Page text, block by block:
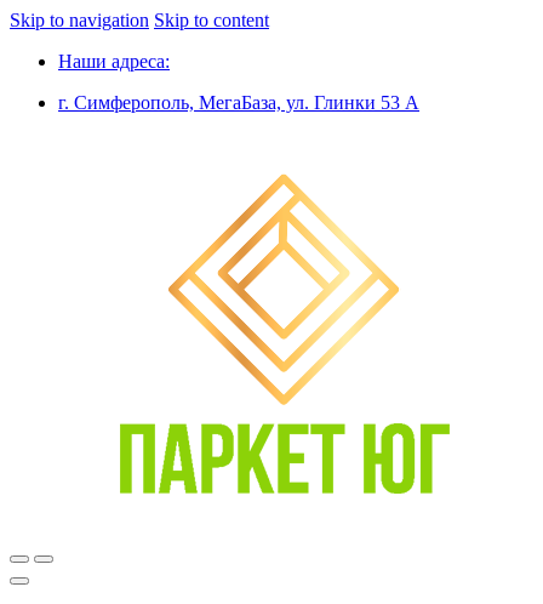
Skip to navigation Skip to content
Наши адреса:
г. Симферополь, МегаБаза, ул. Глинки 53 А